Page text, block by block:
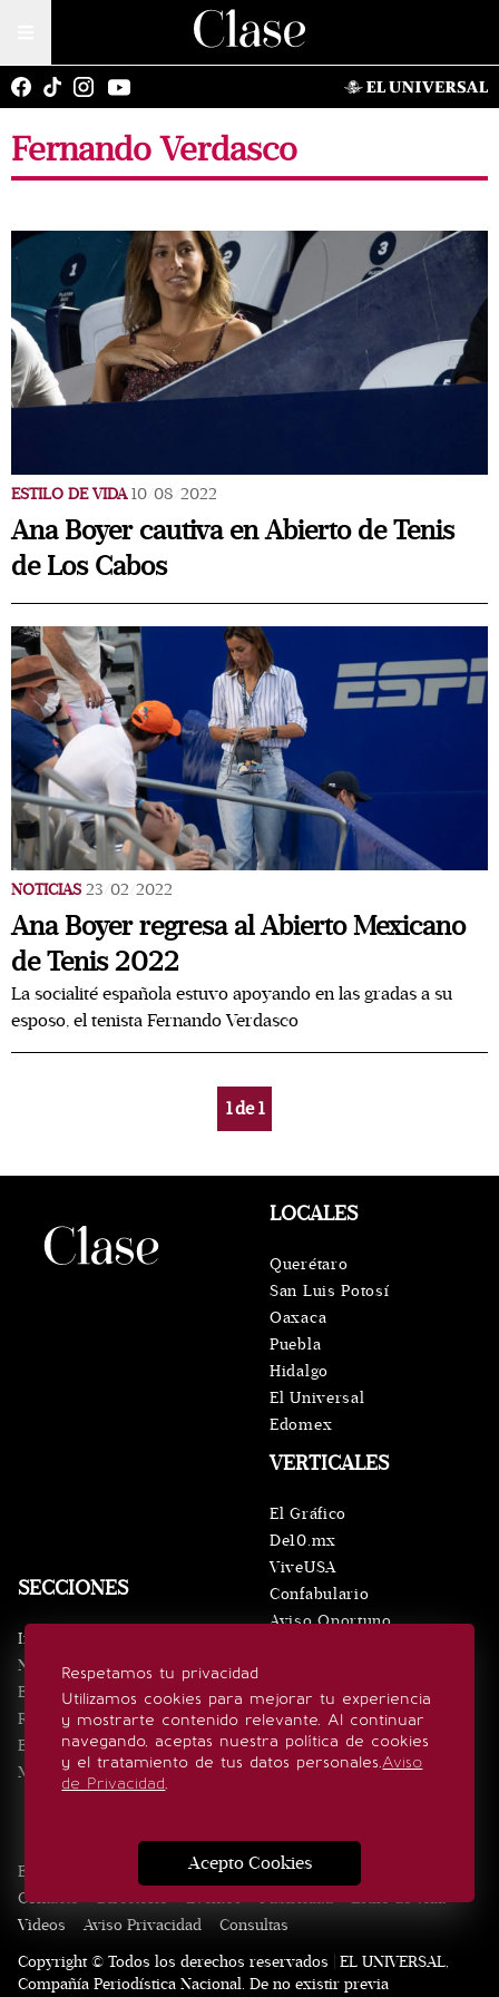
Fernando Verdasco
ESTILO DE VIDA 10/08/2022
Ana Boyer cautiva en Abierto de Tenis
de Los Cabos
NOTICIAS 23/02/2022
Ana Boyer regresa al Abierto Mexicano
de Tenis 2022
La socialité española estuvo apoyando en las gradas a su
esposo, el tenista Fernando Verdasco
1de1
Respetamos tu privacidad
Utilizamos cookies para mejorar tu experiencia
y mostrarte contenido relevante. Al continuar
navegando, aceptas nuestra política de cookies
y el tratamiento de tus datos personales.Aviso
de Privacidad.
Acepto Cookies
SECCIONES
Inicio
Noticias
Eventos
Realeza
Estilo de vida
Minuto x Minuto
VERTICALES
El Gráfico
De10.mx
ViveUSA
Confabulario
Aviso Oportuno
LOCALES
Querétaro
San Luis Potosí
Oaxaca
Puebla
Hidalgo
El Universal
Edomex
SÍGUENOS
Edición Impresa Noticias Quiénes somos
Contacto
Directorio Eventos Publicidad
Estilo de vida
Videos
Aviso Privacidad
Consultas
Copyright © Todos los derechos reservados | EL UNIVERSAL,
Compañía Periodística Nacional. De no existir previa